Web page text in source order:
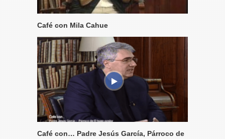
Café con Mila Cahue
Café con… Padre Jesús García, Párroco de